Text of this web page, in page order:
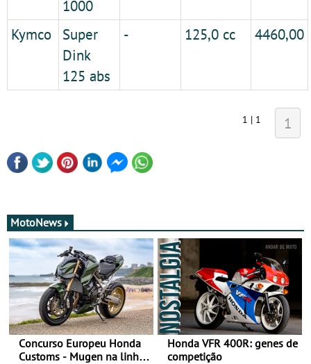
1000
Kymco
Super
Dink
125 abs
- 125,0 cc 4460,00
1 | 1 1
MotoNews
Concurso Europeu Honda
Customs - Mugen na linha
Honda VFR 400R: genes de
competição